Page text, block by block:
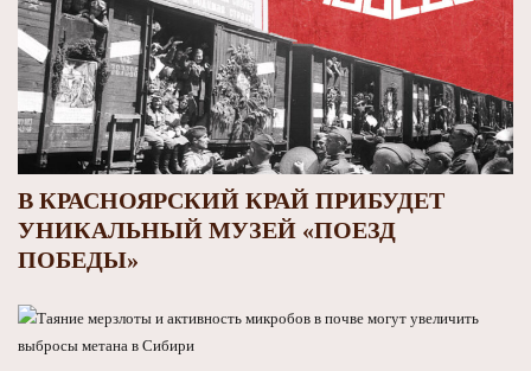
В КРАСНОЯРСКИЙ КРАЙ ПРИБУДЕТ
УНИКАЛЬНЫЙ МУЗЕЙ «ПОЕЗД
ПОБЕДЫ»